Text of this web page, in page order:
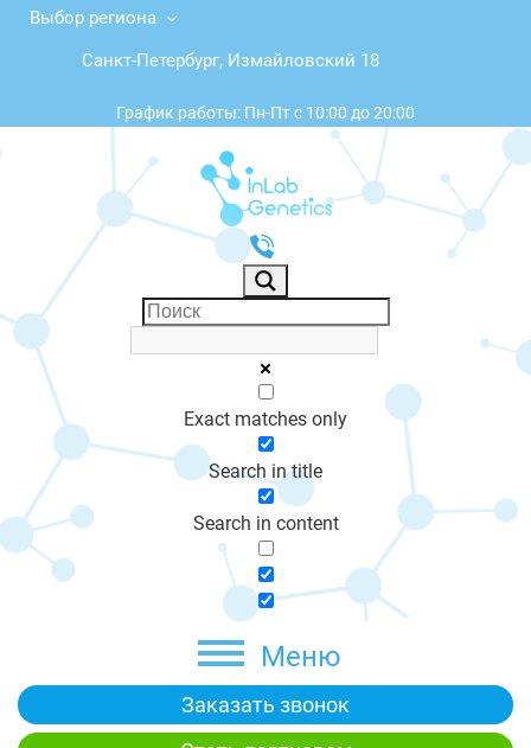
Выбор региона
Санкт-Петербург, Измайловский 18
График работы: Пн-Пт с 10:00 до 20:00
Exact matches only
Search in title
Search in content
Меню
Заказать звонок